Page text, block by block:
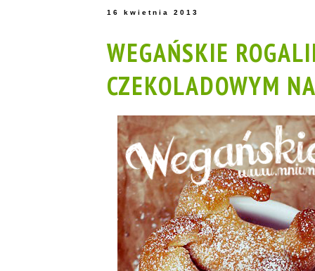
16 kwietnia 2013
WEGAŃSKIE
CZEKOLADOWYM